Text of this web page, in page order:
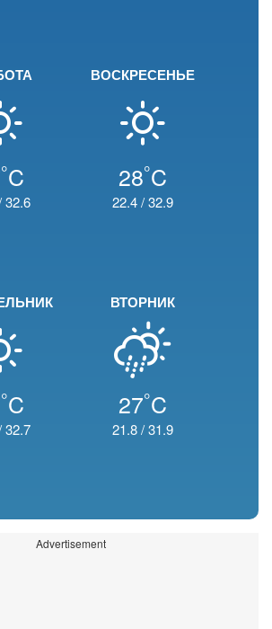
°C
32.6
ВОСКРЕСЕНЬЕ
28°C
22.4/32.9
°C
32.7
ВТОРНИК
27°C
21.8/31.9
Advertisement